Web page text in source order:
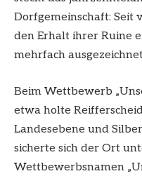
Dorfgemeinschaft: Seit
den Erhalt ihrer Ruine
mehrfach
Beim Wettbewerb
etwa holte
Landesebene und
sicherte sich der Ort
Wettbewerbsnamen